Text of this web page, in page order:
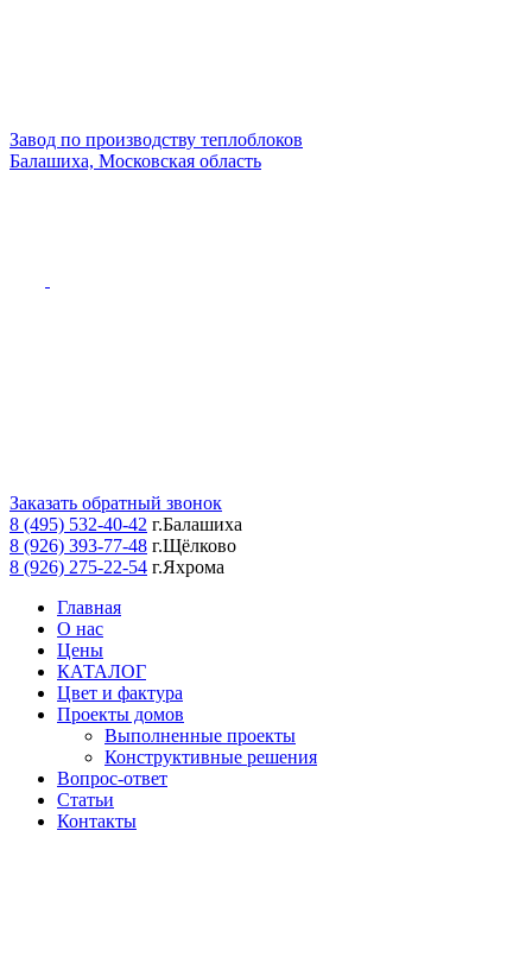
Завод по производству теплоблоков
Балашиха, Московская область
Заказать обратный звонок
8 (495) 532-40-42 г.Балашиха
8 (926) 393-77-48 г.Щёлково
8 (926) 275-22-54 г.Яхрома
Главная
О нас
Цены
КАТАЛОГ
Цвет и фактура
Проекты домов
Выполненные проекты
Конструктивные решения
Вопрос-ответ
Статьи
Контакты